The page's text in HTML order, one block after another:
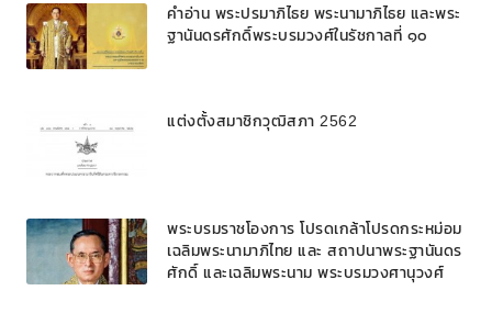
คำอ่าน พระปรมาภิไธย พระนามาภิไธย และพระ
ฐานันดรศักดิ์พระบรมวงศ์ในรัชกาลที่ ๑๐
แต่งตั้งสมาชิกวุฒิสภา 2562
พระบรมราชโองการ โปรดเกล้าโปรดกระหม่อม
เฉลิมพระนามาภิไทย และ สถาปนาพระฐานันดร
ศักดิ์ และเฉลิมพระนาม พระบรมวงศานุวงศ์